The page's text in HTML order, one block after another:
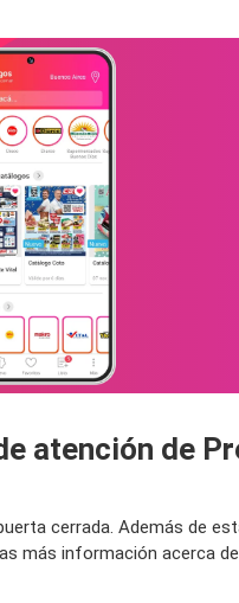
atención de
cerrada. Además de
más información acerca